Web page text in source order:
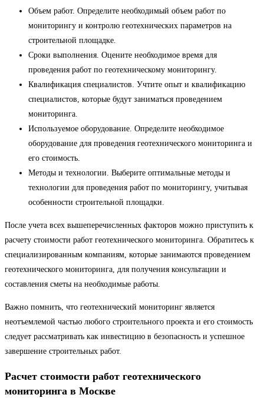
Объем работ. Определите необходимый объем работ по
мониторингу и контролю геотехнических параметров на
строительной площадке.
Сроки выполнения. Оцените необходимое время для
проведения работ по геотехническому мониторингу.
Квалификация специалистов. Учтите опыт и квалификацию
специалистов, которые будут заниматься проведением
мониторинга.
Используемое оборудование. Определите необходимое
оборудование для проведения геотехнического мониторинга и
его стоимость.
Методы и технологии. Выберите оптимальные методы и
технологии для проведения работ по мониторингу, учитывая
особенности строительной площадки.
После учета всех вышеперечисленных факторов можно приступить к
расчету стоимости работ геотехнического мониторинга. Обратитесь к
специализированным компаниям, которые занимаются проведением
геотехнического мониторинга, для получения консультации и
составления сметы на необходимые работы.
Важно помнить, что геотехнический мониторинг является
неотъемлемой частью любого строительного проекта и его стоимость
следует рассматривать как инвестицию в безопасность и успешное
завершение строительных работ.
Расчет стоимости работ геотехнического
мониторинга в Москве